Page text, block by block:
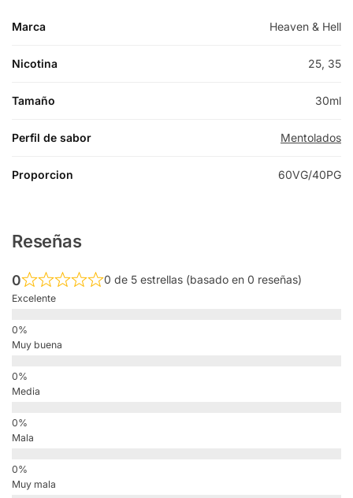
Marca Heaven & Hell
Nicotina 25, 35
Tamaño 30ml
Perfil de sabor Mentolados
Proporcion 60VG/40PG
Reseñas
0 0 de 5 estrellas (basado en 0 reseñas)
Excelente
Muy buena
Media
Mala
Muy mala